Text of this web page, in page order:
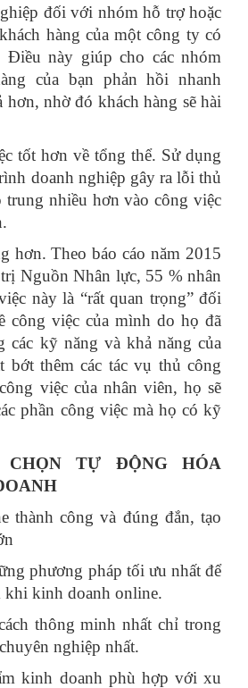
đối với nhóm hỗ trợ hoặc
hàng của một công ty có
Điều này giúp cho các nhóm
của bạn phản hồi nhanh
hơn, nhờ đó khách hàng sẽ hài
tốt hơn về tổng thể. Sử dụng
doanh nghiệp gây ra lỗi thủ
trung nhiều hơn vào công việc
hơn. Theo báo cáo năm 2015
Nguồn Nhân lực, 55 % nhân
này là “rất quan trọng” đối
công việc của mình do họ đã
các kỹ năng và khả năng của
bớt thêm các tác vụ thủ công
việc của nhân viên, họ sẽ
phần công việc mà họ có kỹ
TỰ ĐỘNG HÓA
thành công và đúng đắn, tạo
phương pháp tối ưu nhất để
khi kinh doanh online.
thông minh nhất chỉ trong
nghiệp nhất.
kinh doanh phù hợp với xu